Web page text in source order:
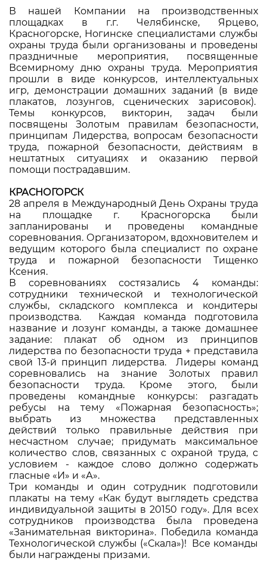
В нашей Компании на производственных
площадках в г.г. Челябинске, Ярцево,
Красногорске, Ногинске специалистами службы
охраны труда были организованы и проведены
праздничные мероприятия, посвященные
Всемирному дню охраны труда. Мероприятия
прошли в виде конкурсов, интеллектуальных
игр, демонстрации домашних заданий (в виде
плакатов, лозунгов, сценических зарисовок).
Темы конкурсов, викторин, задач были
посвящены Золотым правилам безопасности,
принципам Лидерства, вопросам безопасности
труда, пожарной безопасности, действиям в
нештатных ситуациях и оказанию первой
помощи пострадавшим.
КРАСНОГОРСК
28 апреля в Международный День Охраны труда
на площадке г. Красногорска были
запланированы и проведены командные
соревнования. Организатором, вдохновителем и
ведущим которого была специалист по охране
труда и пожарной безопасности Тищенко
Ксения.
В соревнованиях состязались 4 команды:
сотрудники технической и технологической
службы, складского комплекса и кондитеры
производства. Каждая команда подготовила
название и лозунг команды, а также домашнее
задание: плакат об одном из принципов
лидерства по безопасности труда + представила
свой 13-й принцип лидерства. Лидеры команд
соревновались на знание Золотых правил
безопасности труда. Кроме этого, были
проведены командные конкурсы: разгадать
ребусы на тему «Пожарная безопасность»;
выбрать из множества представленных
действий только правильные действия при
несчастном случае; придумать максимальное
количество слов, связанных с охраной труда, с
условием - каждое слово должно содержать
гласные «И» и «А».
Три команды и один сотрудник подготовили
плакаты на тему «Как будут выглядеть средства
индивидуальной защиты в 20150 году». Для всех
сотрудников производства была проведена
«Занимательная викторина». Победила команда
Технологической службы («Скала»)! Все команды
были награждены призами.